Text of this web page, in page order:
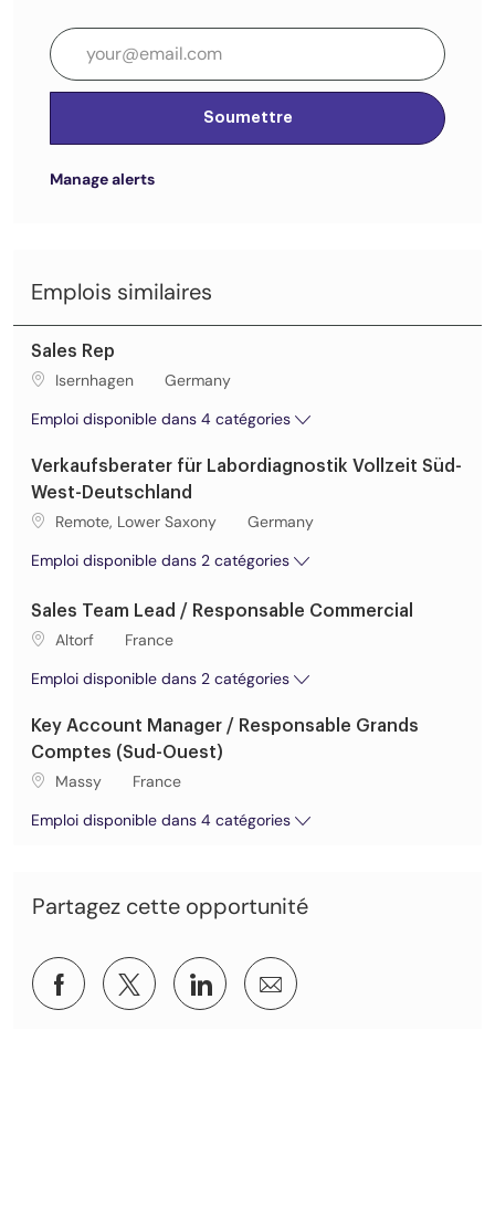
Entrez l’adresse e-mail (obligatoire)
Soumettre
Manage alerts
Emplois similaires
Sales Rep
Lieu de travail
Isernhagen
Germany
Emploi disponible dans 4 catégories
Verkaufsberater für Labordiagnostik Vollzeit Süd-
West-Deutschland
Lieu de travail
Remote, Lower Saxony
Germany
Emploi disponible dans 2 catégories
Sales Team Lead / Responsable Commercial
Lieu de travail
Altorf
France
Emploi disponible dans 2 catégories
Key Account Manager / Responsable Grands
Comptes (Sud-Ouest)
Lieu de travail
Massy
France
Emploi disponible dans 4 catégories
Partagez cette opportunité
Partager via Facebook
Partagez via twitter
Partager via LinkedIn
Partager par e-mail